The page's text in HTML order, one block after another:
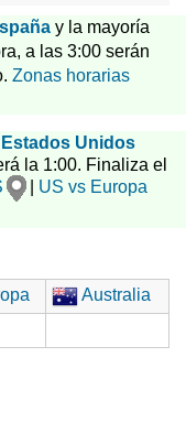
y la mayoría
a las 3:00 serán
Zonas horarias
Estados Unidos
la 1:00. Finaliza el
US vs Europa
Australia